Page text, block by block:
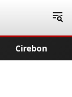
Cirebon